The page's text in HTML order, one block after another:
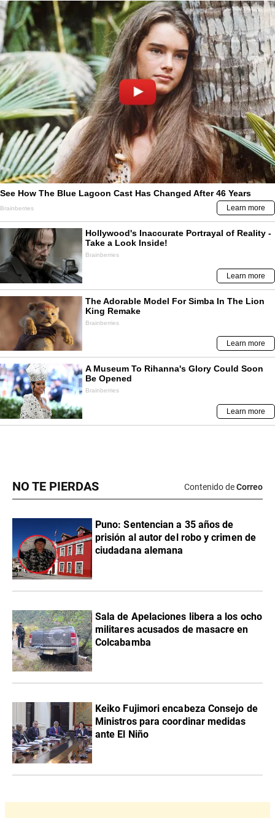
NO TE PIERDAS Contenido deCorreo
Puno: Sentencian a 35 años de
prisión al autor del robo y crimen de
ciudadana alemana
Sala de Apelaciones libera a los ocho
militares acusados de masacre en
Colcabamba
Keiko Fujimori encabeza Consejo de
Ministros para coordinar medidas
ante El Niño